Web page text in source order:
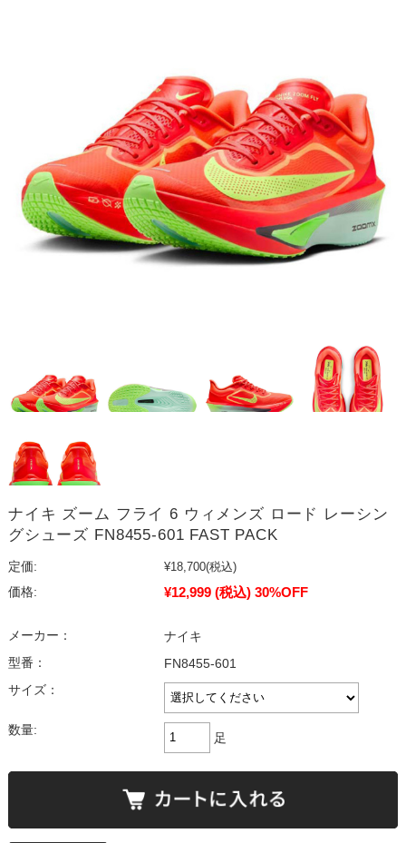
ナイキ ズーム フライ 6 ウィメンズ ロード レーシン
グシューズ FN8455-601 FAST PACK
定価: ¥18,700(税込)
価格:
¥12,999 (税込) 30%OFF
メーカー：
ナイキ
型番：
FN8455-601
サイズ：
数量:
足